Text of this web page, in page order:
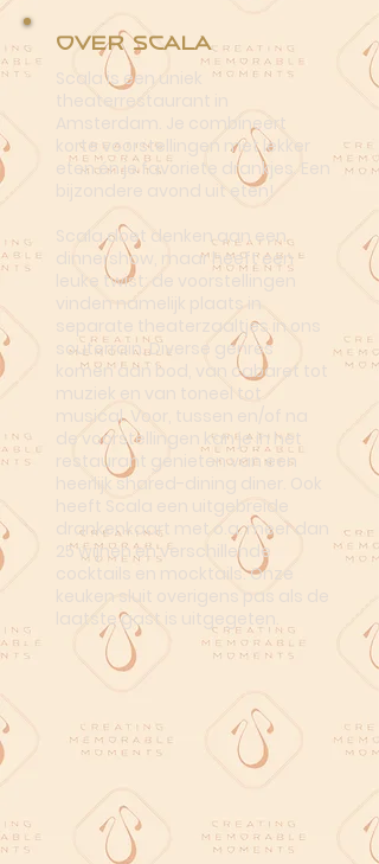
Over Scala
Scala is een uniek
theaterrestaurant in
Amsterdam. Je combineert
korte voorstellingen met lekker
eten én je favoriete drankjes. Een
bijzondere avond uit eten!
Scala doet denken aan een
dinnershow, maar heeft een
leuke twist: de voorstellingen
vinden namelijk plaats in
separate theaterzaaltjes in ons
souterrain. Diverse genres
komen aan bod, van cabaret tot
muziek en van toneel tot
musical. Voor, tussen en/of na
de voorstellingen kan je in het
restaurant genieten van een
heerlijk shared-dining diner. Ook
heeft Scala een uitgebreide
drankenkaart met o.a. meer dan
25 wijnen en verschillende
cocktails en mocktails. Onze
keuken sluit overigens pas als de
laatste gast is uitgegeten.